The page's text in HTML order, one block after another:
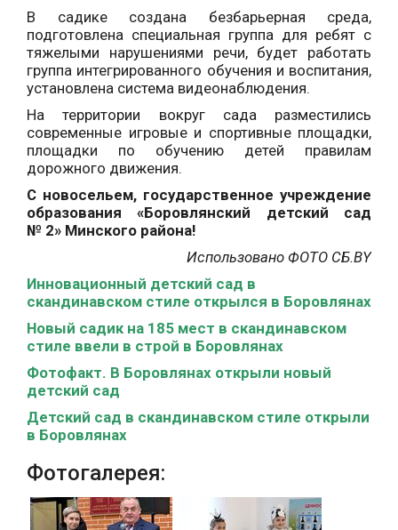
В садике создана безбарьерная среда,
подготовлена специальная группа для ребят с
тяжелыми нарушениями речи, будет работать
группа интегрированного обучения и воспитания,
установлена система видеонаблюдения.
На территории вокруг сада разместились
современные игровые и спортивные площадки,
площадки по обучению детей правилам
дорожного движения.
С новосельем, государственное учреждение
образования «Боровлянский детский сад
№ 2» Минского района!
Использовано ФОТО СБ.BY
Инновационный детский сад в
скандинавском стиле открылся в Боровлянах
Новый садик на 185 мест в скандинавском
стиле ввели в строй в Боровлянах
Фотофакт. В Боровлянах открыли новый
детский сад
Детский сад в скандинавском стиле открыли
в Боровлянах
Фотогалерея: